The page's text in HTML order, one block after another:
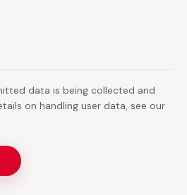
data is being collected and
on handling user data, see our